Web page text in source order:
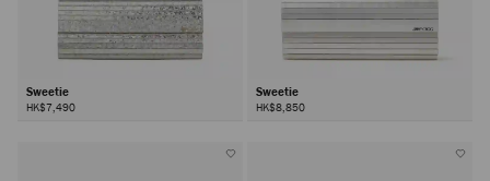
Sweetie
HK$7,490
Sweetie
HK$8,850